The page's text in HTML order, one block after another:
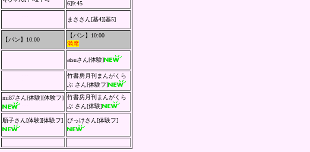
6]9:45
まささん[基4][基5]
【パン】10:00
【パン】10:00
満席
atsuさん[体験]
竹書房月刊まんがくら
ぶ さん[体験フ]
mi87さん[体験][体験フ] 竹書房月刊まんがくら
ぶ さん[体験]
順子さん[体験][体験フ] びっけさん[体験フ]